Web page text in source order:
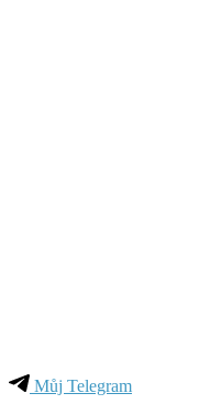
Můj Telegram